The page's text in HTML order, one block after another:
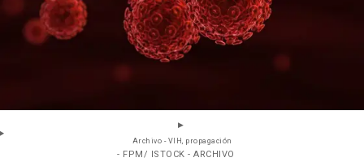
Archivo - VIH, propagación
- FPM/ ISTOCK - ARCHIVO